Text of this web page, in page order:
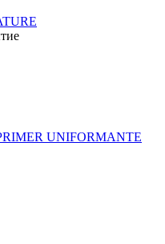
UNIFORMANTE